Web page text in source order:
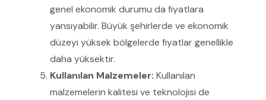
genel ekonomik durumu da fiyatlara
yansıyabilir. Büyük şehirlerde ve ekonomik
düzeyi yüksek bölgelerde fiyatlar genellikle
daha yüksektir.
Kullanılan Malzemeler: Kullanılan
malzemelerin kalitesi ve teknolojisi de